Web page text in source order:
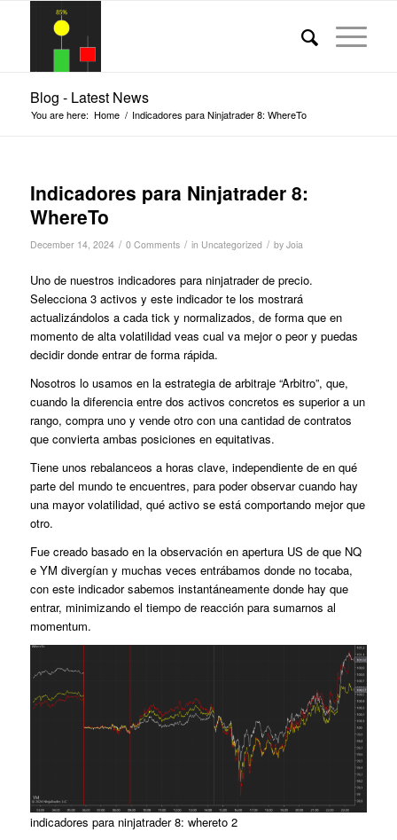
Blog - Latest News
You are here: Home / Indicadores para Ninjatrader 8: WhereTo
Indicadores para Ninjatrader 8:
WhereTo
December 14, 2024 / 0 Comments / in Uncategorized / by Joia
Uno de nuestros indicadores para ninjatrader de precio.
Selecciona 3 activos y este indicador te los mostrará
actualizándolos a cada tick y normalizados, de forma que en
momento de alta volatilidad veas cual va mejor o peor y puedas
decidir donde entrar de forma rápida.
Nosotros lo usamos en la estrategia de arbitraje “Arbitro”, que,
cuando la diferencia entre dos activos concretos es superior a un
rango, compra uno y vende otro con una cantidad de contratos
que convierta ambas posiciones en equitativas.
Tiene unos rebalanceos a horas clave, independiente de en qué
parte del mundo te encuentres, para poder observar cuando hay
una mayor volatilidad, qué activo se está comportando mejor que
otro.
Fue creado basado en la observación en apertura US de que NQ
e YM divergían y muchas veces entrábamos donde no tocaba,
con este indicador sabemos instantáneamente donde hay que
entrar, minimizando el tiempo de reacción para sumarnos al
momentum.
indicadores para ninjatrader 8: whereto 2